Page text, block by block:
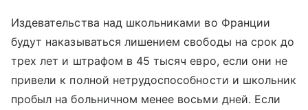
Издевательства над школьниками во Франции
будут наказываться лишением свободы на срок до
трех лет и штрафом в 45 тысяч евро, если они не
привели к полной нетрудоспособности и школьник
пробыл на больничном менее восьми дней. Если